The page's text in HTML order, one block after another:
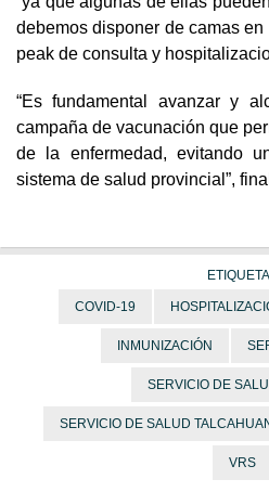
debemos disponer de camas
peak de consulta y
“Es fundamental avanzar y
campaña de vacunación que
de la enfermedad, evitando
sistema de salud provincial”,
COVID-19
INMUNIZACIÓN
SERVICIO DE
SERVICIO DE SALUD
VRS